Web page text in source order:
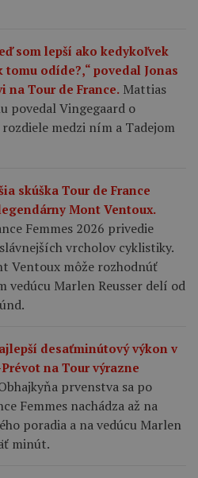
som lepší ako kedykoľvek
odíde?,“ povedal Jonas
na Tour de France. Mattias
povedal Vingegaard o
medzi ním a Tadejom
skúška Tour de France
Mont Ventoux.
Femmes 2026 privedie
vrcholov cyklistiky.
Ventoux môže rozhodnúť
vedúcu Marlen Reusser delí od
desaťminútový výkon v
na Tour výrazne
prvenstva sa po
Femmes nachádza až na
poradia a na vedúcu Marlen
minút.